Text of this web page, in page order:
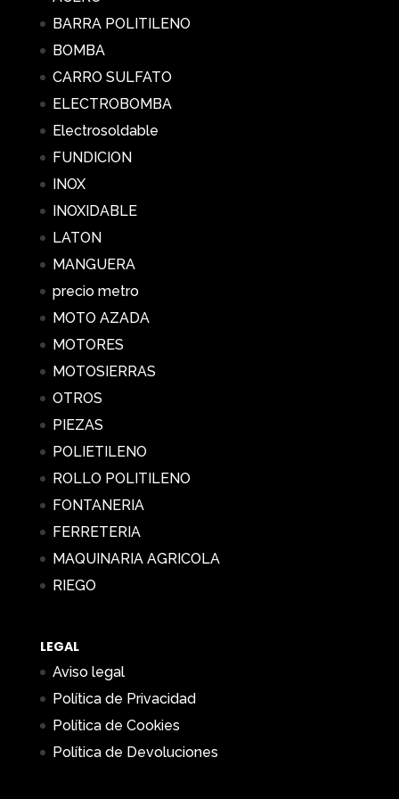
BARRA POLITILENO
BOMBA
CARRO SULFATO
ELECTROBOMBA
Electrosoldable
FUNDICION
INOX
INOXIDABLE
LATON
MANGUERA
precio metro
MOTO AZADA
MOTORES
MOTOSIERRAS
OTROS
PIEZAS
POLIETILENO
ROLLO POLITILENO
FONTANERIA
FERRETERIA
MAQUINARIA AGRICOLA
RIEGO
LEGAL
Aviso legal
Política de Privacidad
Política de Cookies
Política de Devoluciones